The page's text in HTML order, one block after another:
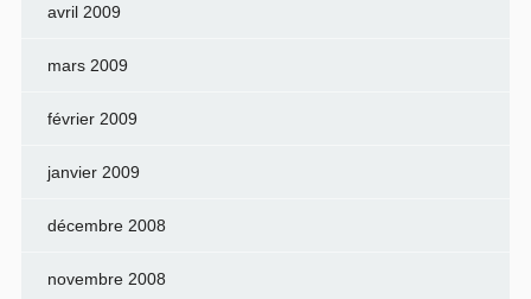
avril 2009
mars 2009
février 2009
janvier 2009
décembre 2008
novembre 2008